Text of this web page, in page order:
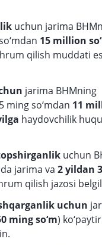
uchun jarima
15 million
qilish muddati
jarima BHMning
ming so‘mdan 11
haydovchilik
uchun
jarima va 2 yildan
qilish jazosi
uchun
ming so‘m)